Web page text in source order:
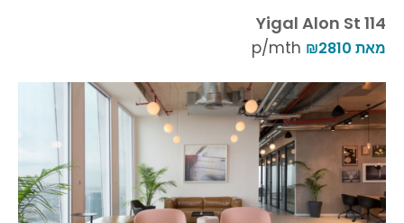
Yigal Alon St 114
מאת ₪2810